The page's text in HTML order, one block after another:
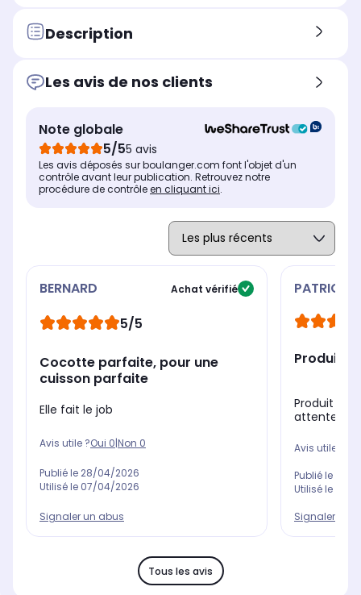
Description
Les avis de nos clients
Note globale
5/55 avis
Les avis déposés sur boulanger.com font l'objet d'un
contrôle avant leur publication. Retrouvez notre
procédure de contrôleen cliquant ici.
BERNARD Achat vérifié
5/5
Cocotte parfaite, pour une
cuisson parfaite
Elle fait le job
Avis utile ?Oui 0 Non 0
Publié le 28/04/2026
Utilisé le 07/04/2026
Signaler un abus
PATRICK
Produit
Produit de
attentes
Avis utile ?
Publié le
Utilisé le
Signaler un
Tous les avis